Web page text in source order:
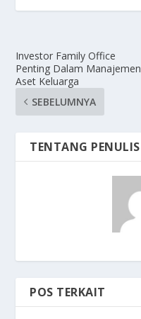
Investor Family Office
Penting Dalam Manajemen
Aset Keluarga
SEBELUMNYA
TENTANG PENULIS
POS TERKAIT